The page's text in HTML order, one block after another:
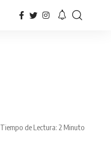
Tiempo de Lectura: 2 Minuto